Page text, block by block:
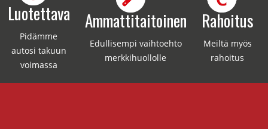
Luotettava
Pidämme
autosi takuun
voimassa
Ammattitaitoinen
Edullisempi vaihtoehto
merkkihuollolle
Rahoitus
Meiltä myös
rahoitus